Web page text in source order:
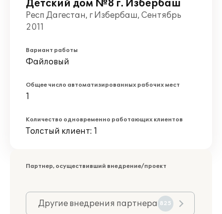
Детский дом №8 г. Избербаш
Респ Дагестан, г Избербаш, Сентябрь
2011
Вариант работы
Файловый
Общее число автоматизированных рабочих мест
1
Количество одновременно работающих клиентов
Толстый клиент: 1
Партнер, осуществивший внедрение/проект
Другие внедрения партнера 825